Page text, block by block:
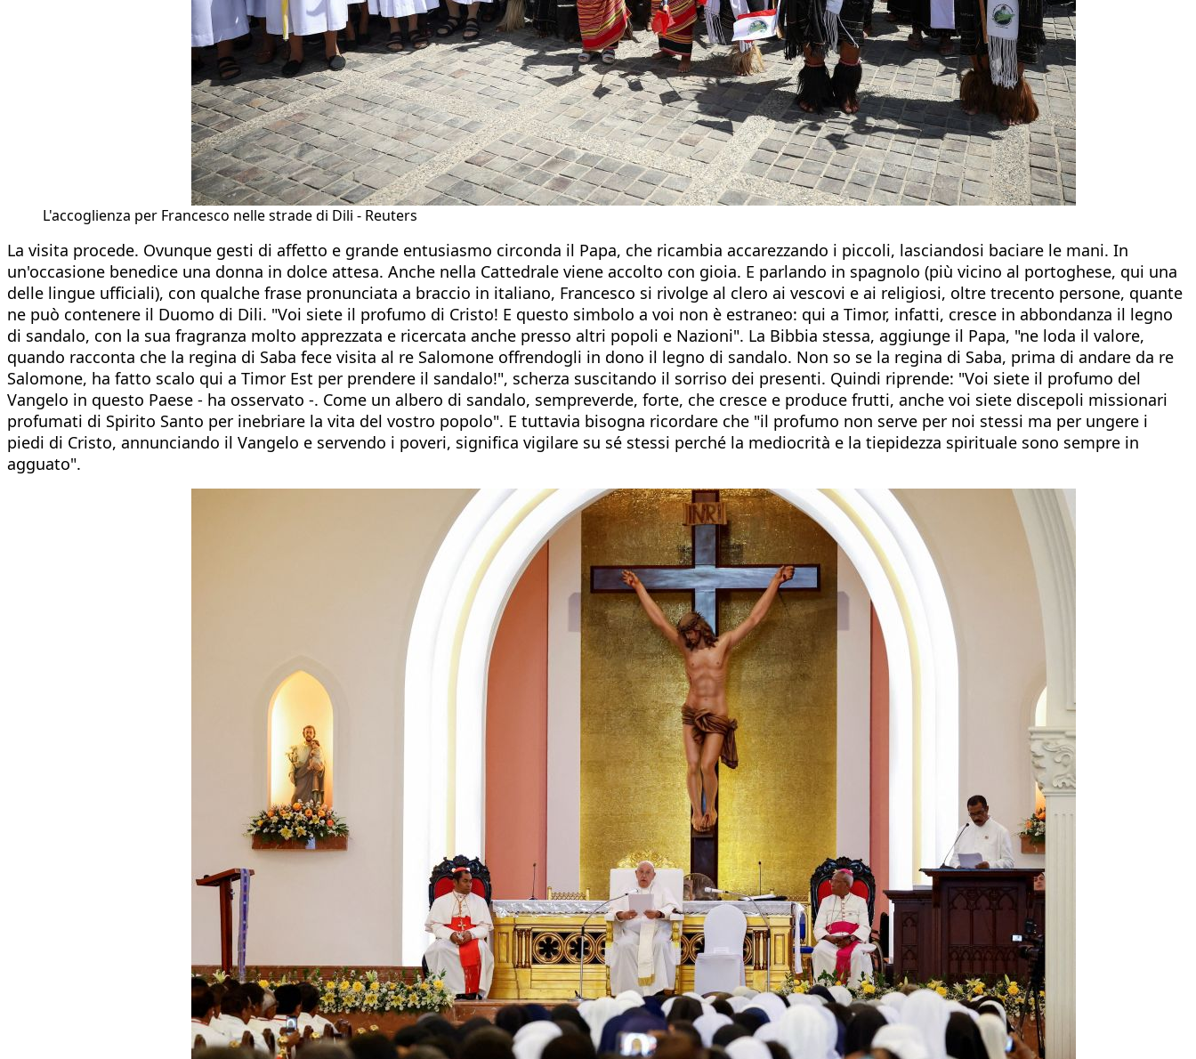
L'accoglienza per Francesco nelle strade di Dili - Reuters
La visita procede. Ovunque gesti di affetto e grande entusiasmo circonda il Papa, che ricambia accarezzando i piccoli, lasciandosi baciare le mani. In
un'occasione benedice una donna in dolce attesa. Anche nella Cattedrale viene accolto con gioia. E parlando in spagnolo (più vicino al portoghese, qui una
delle lingue ufficiali), con qualche frase pronunciata a braccio in italiano, Francesco si rivolge al clero ai vescovi e ai religiosi, oltre trecento persone, quante
ne può contenere il Duomo di Dili. "Voi siete il profumo di Cristo! E questo simbolo a voi non è estraneo: qui a Timor, infatti, cresce in abbondanza il legno
di sandalo, con la sua fragranza molto apprezzata e ricercata anche presso altri popoli e Nazioni". La Bibbia stessa, aggiunge il Papa, "ne loda il valore,
quando racconta che la regina di Saba fece visita al re Salomone offrendogli in dono il legno di sandalo. Non so se la regina di Saba, prima di andare da re
Salomone, ha fatto scalo qui a Timor Est per prendere il sandalo!", scherza suscitando il sorriso dei presenti. Quindi riprende: "Voi siete il profumo del
Vangelo in questo Paese - ha osservato -. Come un albero di sandalo, sempreverde, forte, che cresce e produce frutti, anche voi siete discepoli missionari
profumati di Spirito Santo per inebriare la vita del vostro popolo". E tuttavia bisogna ricordare che "il profumo non serve per noi stessi ma per ungere i
piedi di Cristo, annunciando il Vangelo e servendo i poveri, significa vigilare su sé stessi perché la mediocrità e la tiepidezza spirituale sono sempre in
agguato".